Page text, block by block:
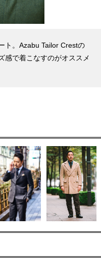
ト。Azabu Tailor Crestの
感で着こなすのがオススメ